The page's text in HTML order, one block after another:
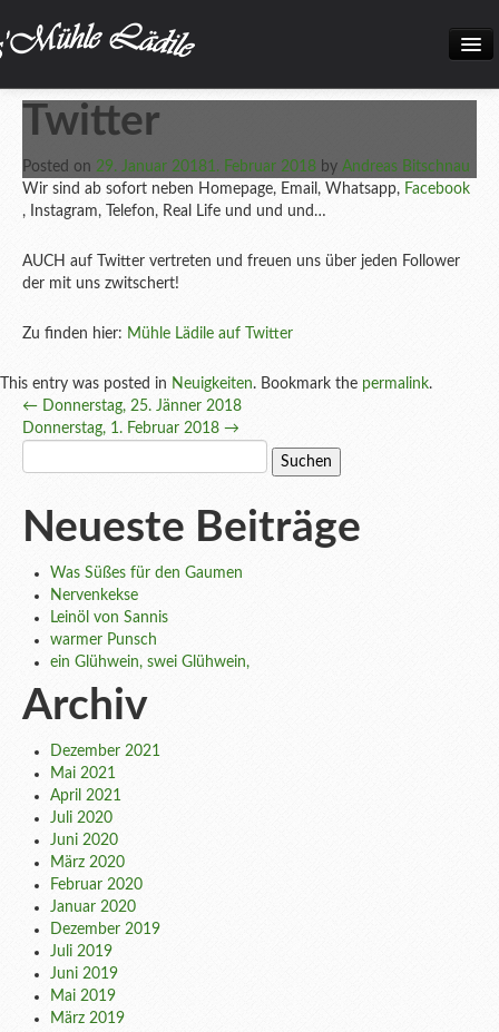
Home
Neuigkeiten
Frisch eingetroffen!
Unsere Biokiste
Produkte
Kontakt
Datenschutz und Impressum
Twitter
Posted on 29. Januar 20181. Februar 2018 by Andreas Bitschnau
Wir sind ab sofort neben Homepage, Email, Whatsapp, Facebook
, Instagram, Telefon, Real Life und und und…
AUCH auf Twitter vertreten und freuen uns über jeden Follower
der mit uns zwitschert!
Zu finden hier: Mühle Lädile auf Twitter
This entry was posted in Neuigkeiten. Bookmark the permalink.
Post
navigation
← Donnerstag, 25. Jänner 2018
Donnerstag, 1. Februar 2018 →
nach:
Neueste Beiträge
Was Süßes für den Gaumen
Nervenkekse
Leinöl von Sannis
warmer Punsch
ein Glühwein, swei Glühwein,
Archiv
Dezember 2021
Mai 2021
April 2021
Juli 2020
Juni 2020
März 2020
Februar 2020
Januar 2020
Dezember 2019
Juli 2019
Juni 2019
Mai 2019
März 2019